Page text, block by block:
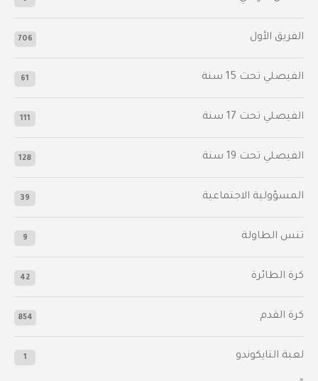
الفريق الأول 706
الفيصلي‬⁩ تحت 15 سنة 61
‫الفيصلي‬⁩ تحت 17 سنة 111
الفيصلي‬⁩ تحت 19 سنة 128
المسؤولية الاجتماعية 39
تنس الطاولة 9
كرة الطائرة 42
كرة القدم 854
لعبة التايكوندو 1